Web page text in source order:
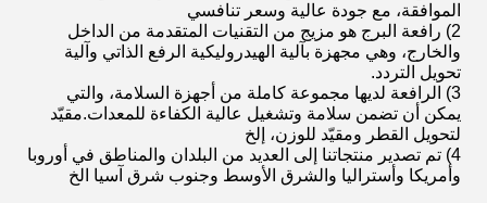
الموافقة، مع جودة عالية وسعر تنافسي
2) رافعة البرج هو مزيج من التقنيات المتقدمة من الداخل
والخارج، وهي مجهزة بآلية الهيدروليكية الرفع الذاتي وآلية
تحويل التردد.
3) الرافعة لديها مجموعة كاملة من أجهزة السلامة، والتي
يمكن أن تضمن سلامة وتشغيل عالية الكفاءة للمعدات.مقيّد
لتحويل القطر ومقيّد للوزن، إلخ
4) تم تصدير منتجاتنا إلى العديد من البلدان والمناطق في أوروبا
وأمريكا وأستراليا والشرق الأوسط وجنوب شرق آسيا الخ